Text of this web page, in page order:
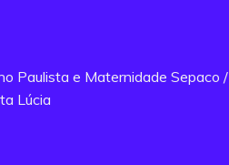
Paulista e Maternidade Sepaco /
Lúcia